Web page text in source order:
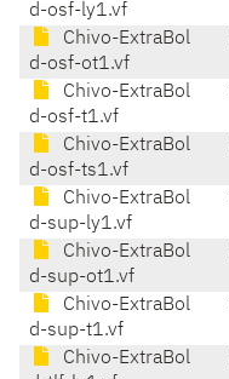
d-osf-ly1.vf
Chivo-ExtraBol
d-osf-ot1.vf
Chivo-ExtraBol
d-osf-t1.vf
Chivo-ExtraBol
d-osf-ts1.vf
Chivo-ExtraBol
d-sup-ly1.vf
Chivo-ExtraBol
d-sup-ot1.vf
Chivo-ExtraBol
d-sup-t1.vf
Chivo-ExtraBol